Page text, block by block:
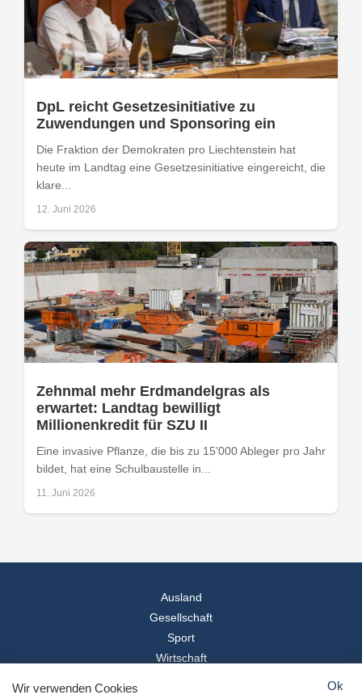
DpL reicht Gesetzesinitiative zu
Zuwendungen und Sponsoring ein
Die Fraktion der Demokraten pro Liechtenstein hat
heute im Landtag eine Gesetzesinitiative eingereicht, die
klare...
12. Juni 2026
Zehnmal mehr Erdmandelgras als
erwartet: Landtag bewilligt
Millionenkredit für SZU II
Eine invasive Pflanze, die bis zu 15’000 Ableger pro Jahr
bildet, hat eine Schulbaustelle in...
11. Juni 2026
Ausland
Gesellschaft
Sport
Wirtschaft
Wir verwenden Cookies Ok